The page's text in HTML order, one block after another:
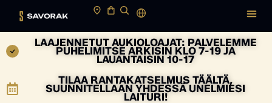
LAAJENNETUT AUKIOLOAJAT: PALVELEMME
PUHELIMITSE ARKISIN KLO 7-19 JA
LAUANTAISIN 10-17
TILAA RANTAKATSELMUS TÄÄLTÄ,
SUUNNITELLAAN YHDESSÄ UNELMIESI
LAITURI!